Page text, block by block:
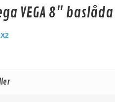
VEGA 8" baslåda